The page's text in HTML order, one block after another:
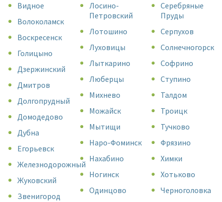
Видное
Волоколамск
Воскресенск
Голицыно
Дзержинский
Дмитров
Долгопрудный
Домодедово
Дубна
Егорьевск
Железнодорожный
Жуковский
Звенигород
Лосино-
Петровский
Лотошино
Луховицы
Лыткарино
Люберцы
Михнево
Можайск
Мытищи
Наро-Фоминск
Нахабино
Ногинск
Одинцово
Серебряные
Пруды
Серпухов
Солнечногорск
Софрино
Ступино
Талдом
Троицк
Тучково
Фрязино
Химки
Хотьково
Черноголовка